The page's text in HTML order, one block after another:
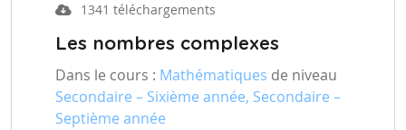
1341 téléchargements
Les nombres complexes
Dans le cours : Mathématiques de niveau
Secondaire – Sixième année, Secondaire –
Septième année